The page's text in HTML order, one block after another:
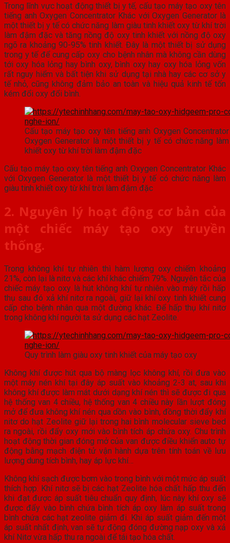
Trong lĩnh vực hoạt động thiết bị y tế, cấu tạo máy tạo oxy tên
tiếng anh Oxygen Concentrator Khác với Oxygen Generator là
một thiết bị y tế có chức năng làm giàu tinh khiết oxy từ khí trời
làm đậm đặc và tăng nồng độ oxy tinh khiết với nồng độ oxy
ngõ ra khoảng 90-95% tinh khiết. Đây là một thiết bị sử dụng
trong y tế để cung cấp oxy cho bệnh nhân mà không cần dùng
tới oxy hóa lỏng hay bình oxy, bình oxy hay oxy hóa lỏng vốn
rất nguy hiểm và bất tiện khi sử dụng tại nhà hay các cơ sở y
tế nhỏ, cũng không đảm bảo an toàn và hiệu quả kinh tế tốn
kém đổi oxy đổi bình.
Cấu tạo máy tạo oxy tên tiếng anh Oxygen
Oxygen Generator là một thiết bị y tế có chức năng
khiết oxy từ khí trời làm đậm đặc
Cấu tạo máy tạo oxy tên tiếng anh Oxygen Concentrator Khác
với Oxygen Generator là một thiết bị y tế có chức năng làm
giàu tinh khiết oxy từ khí trời làm đậm đặc
2. Nguyên lý hoạt động cơ bản của
một chiếc máy tạo oxy truyền
thống.
Trong không khí tự nhiên thì hàm lượng oxy chiếm khoảng
21%, còn lại là nitơ và các khí khác chiếm 79%. Nguyên tắc của
chiếc máy tạo oxy là hút không khí tự nhiên vào máy rồi hấp
thụ sau đó xả khí nitơ ra ngoài, giữ lại khí oxy tinh khiết cung
cấp cho bệnh nhân qua một đường khác. Để hấp thụ khí nitơ
trong không khí người ta sử dụng các hạt Zeolite.
Quy trình làm giàu oxy tinh khiết của máy tạo oxy
Không khí được hút qua bộ màng lọc không khí, rồi đưa vào
một máy nén khí tại đây áp suất vào khoảng 2-3 at, sau khi
không khí được làm mát dưới dạng khí nén thì sẽ được đi qua
hệ thống van 4 chiều, hệ thống van 4 chiều này lần lượt đóng
mở để đưa không khí nén qua dồn vào bình, đồng thời đẩy khí
nitơ do hạt Zeolite giữ lại trong hai bình molecular sieve bed
ra ngoài, rồi đẩy oxy mới vào bình tích áp chứa oxy. Chu trình
hoạt động thời gian đóng mở của van được điều khiển auto tự
động bằng mạch điện tử vận hành dựa trên tính toán về lưu
lượng dung tích bình, hay áp lực khí…
Không khí sạch được bơm vào trong bình với một mức áp suất
thích hợp. Khí nitơ sẽ bị các hạt Zeolite hóa chất hấp thu đến
khi đạt được áp suất tiêu chuẩn quy định, lúc này khí oxy sẽ
được đẩy vào bình chứa bình tích áp oxy làm áp suất trong
bình chứa các hạt zeolite giảm đi. Khi áp suất giảm đến một
áp suất nhất định, van sẽ tự động đóng đường nạp oxy và xả
khí Nitơ vừa hấp thu ra ngoài để tái tạo hóa chất.